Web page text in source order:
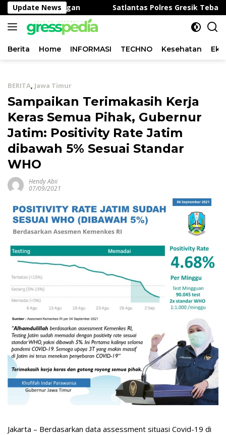
Langsung
ke
konten
Update News
Pangan Satlantas Polres Gresik Tebar
Berita Home INFORMASI TECHNO Kesehatan
BERITA, Jawa Timur
Sampaikan Terimakasih Kerja
Keras Semua Pihak, Gubernur
Jatim: Positivity Rate Jatim
dibawah 5% Sesuai Standar
WHO
Hendy Abii
07/09/2021
Jakarta – Berdasarkan data assessment situasi Covid-19 di